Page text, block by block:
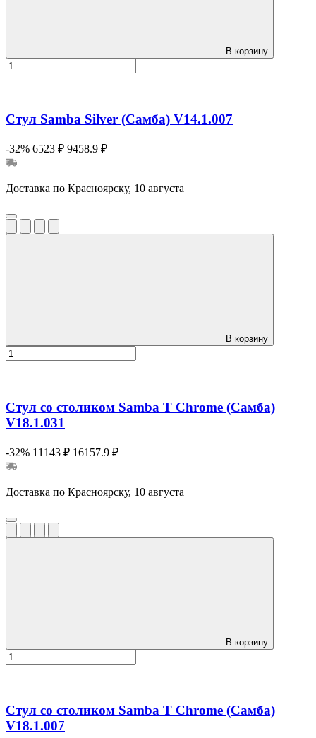
В корзину
Стул Samba Silver (Самба) V14.1.007
-32% 6523 ₽ 9458.9 ₽
Доставка по Красноярску, 10 августа
В корзину
Стул со столиком Samba T Chrome (Самба)
V18.1.031
-32% 11143 ₽ 16157.9 ₽
Доставка по Красноярску, 10 августа
В корзину
Стул со столиком Samba T Chrome (Самба)
V18.1.007